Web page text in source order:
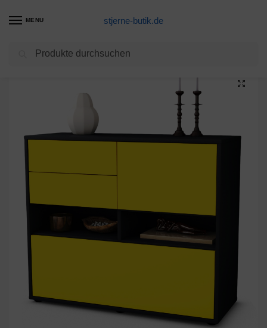
MENU stjerne-butik.de
Unkategorisiert / Sideboard Cornelia, Gelb (92x79x35cm)